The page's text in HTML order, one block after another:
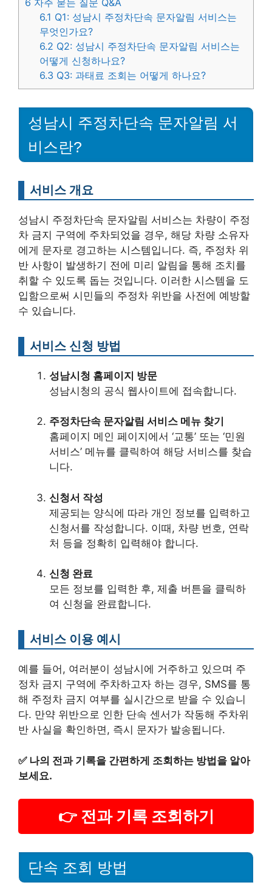
6 자주 묻는 질문 Q&A
6.1 Q1: 성남시 주정차단속 문자알림 서비스는
무엇인가요?
6.2 Q2: 성남시 주정차단속 문자알림 서비스는
어떻게 신청하나요?
6.3 Q3: 과태료 조회는 어떻게 하나요?
성남시 주정차단속 문자알림 서
비스란?
서비스 개요
성남시 주정차단속 문자알림 서비스는 차량이 주정
차 금지 구역에 주차되었을 경우, 해당 차량 소유자
에게 문자로 경고하는 시스템입니다. 즉, 주정차 위
반 사항이 발생하기 전에 미리 알림을 통해 조치를
취할 수 있도록 돕는 것입니다. 이러한 시스템을 도
입함으로써 시민들의 주정차 위반을 사전에 예방할
수 있습니다.
서비스 신청 방법
성남시청 홈페이지 방문
성남시청의 공식 웹사이트에 접속합니다.
주정차단속 문자알림 서비스 메뉴 찾기
홈페이지 메인 페이지에서 ‘교통’ 또는 ‘민원
서비스’ 메뉴를 클릭하여 해당 서비스를 찾습
니다.
신청서 작성
제공되는 양식에 따라 개인 정보를 입력하고
신청서를 작성합니다. 이때, 차량 번호, 연락
처 등을 정확히 입력해야 합니다.
신청 완료
모든 정보를 입력한 후, 제출 버튼을 클릭하
여 신청을 완료합니다.
서비스 이용 예시
예를 들어, 여러분이 성남시에 거주하고 있으며 주
정차 금지 구역에 주차하고자 하는 경우, SMS를 통
해 주정차 금지 여부를 실시간으로 받을 수 있습니
다. 만약 위반으로 인한 단속 센서가 작동해 주차위
반 사실을 확인하면, 즉시 문자가 발송됩니다.
✅ 나의 전과 기록을 간편하게 조회하는 방법을 알아
보세요.
👉 전과 기록 조회하기
단속 조회 방법